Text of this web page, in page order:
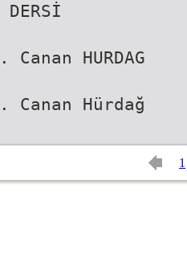
DERSİ
HURDAG
Hürdağ
1